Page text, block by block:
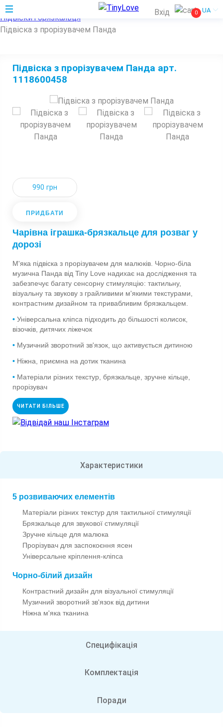
UA
Вхід 0
Home
Підвіски і брязкальця
Підвіска з прорізувачем Панда
Підвіска з прорізувачем Панда арт.
1118600458
990 грн
ПРИДБАТИ
Чарівна іграшка-брязкальце для розваг у
дорозі
М'яка підвіска з прорізувачем для малюків. Чорно-біла
музична Панда від Tiny Love надихає на дослідження та
забезпечує багату сенсорну стимуляцію: тактильну,
візуальну та звукову з грайливими м'якими текстурами,
контрастним дизайном та привабливим брязкальцем.
• Універсальна кліпса підходить до більшості колисок,
візочків, дитячих ліжечок
• Музичний зворотний зв'язок, що активується дитиною
• Ніжна, приємна на дотик тканина
• Матеріали різних текстур, брязкальце, зручне кільце,
прорізувач
ЧИТАТИ БІЛЬШЕ
Відвідай наш Інстаграм
Характеристики
5 розвиваючих елементів
Матеріали різних текстур для тактильної стимуляції
Брязкальце для звукової стимуляції
Зручне кільце для малюка
Прорізувач для заспокоєння ясен
Універсальне кріплення-кліпса
Чорно-білий дизайн
Контрастний дизайн для візуальної стимуляції
Музичний зворотний зв'язок від дитини
Ніжна м'яка тканина
Специфікація
Комплектація
Поради